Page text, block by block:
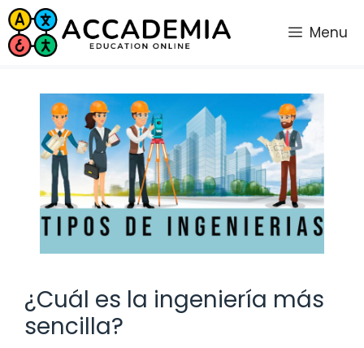
Saltar
al
contenido
Menu
¿Cuál es la ingeniería más
sencilla?